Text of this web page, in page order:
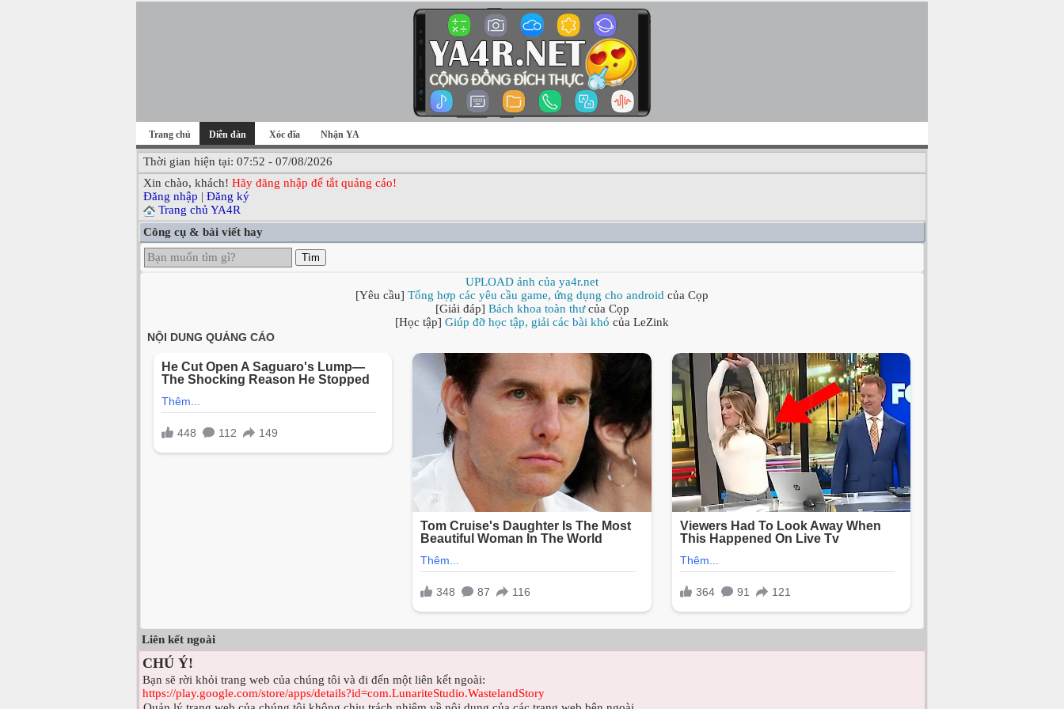
Trang chủ Diễn đàn Xóc đĩa Nhận YA
Thời gian hiện tại: 07:52 - 07/08/2026
Xin chào, khách! Hãy đăng nhập để tắt quảng cáo!
Đăng nhập | Đăng ký
Trang chủ YA4R
Công cụ & bài viết hay
Tìm
UPLOAD ảnh của ya4r.net
[Yêu cầu] Tổng hợp các yêu cầu game, ứng dụng cho android của Cọp
[Giải đáp] Bách khoa toàn thưcủa Cọp
[Học tập] Giúp đỡ học tập, giải các bài khó của LeZink
Liên kết ngoài
CHÚ Ý!
Bạn sẽ rời khỏi trang web của chúng tôi và đi đến một liên kết ngoài:
https://play.google.com/store/apps/details?id=com.LunariteStudio.WastelandStory